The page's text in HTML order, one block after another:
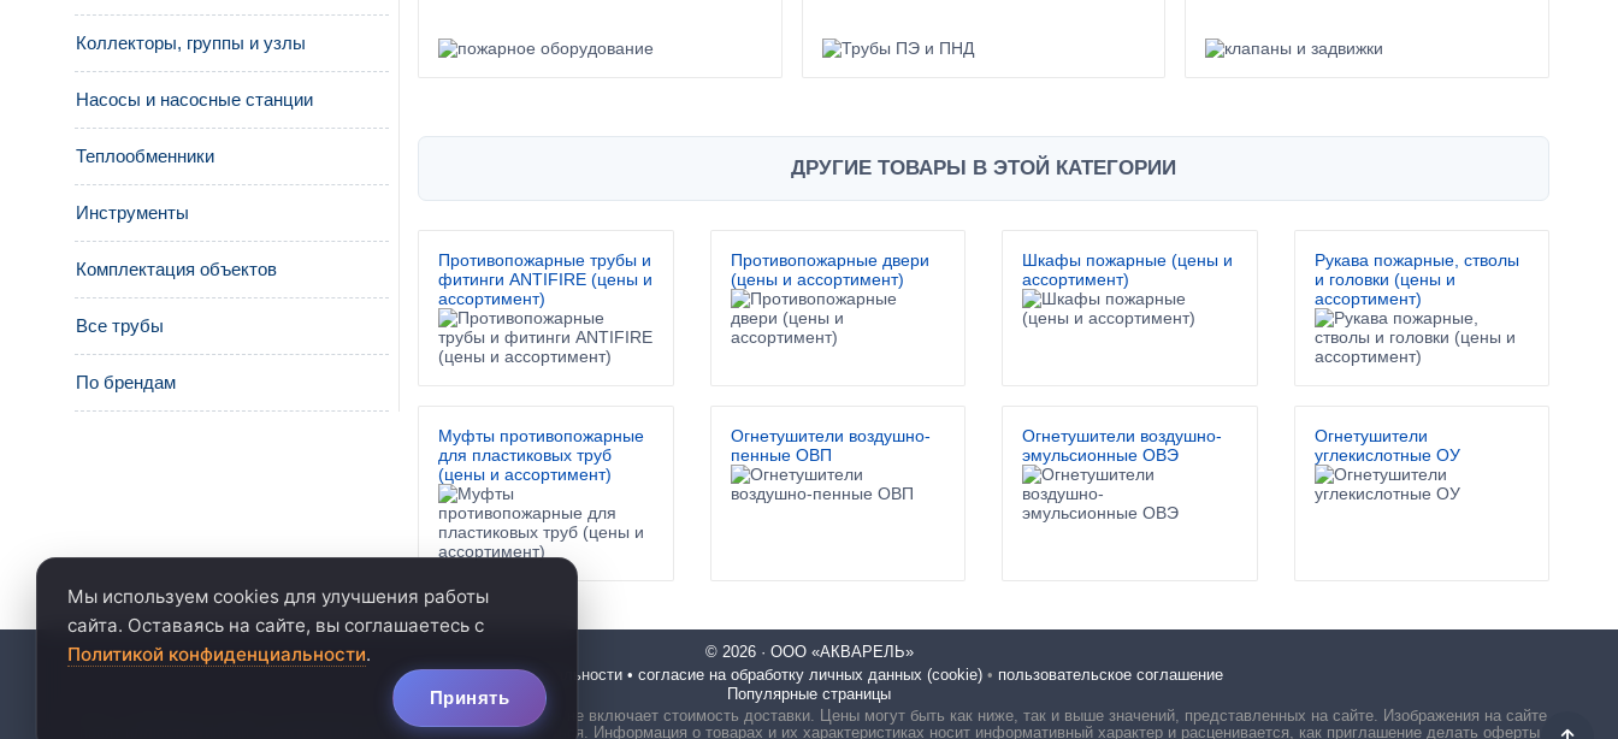
Коллекторы, группы и узлы
Насосы и насосные станции
Теплообменники
Инструменты
Комплектация объектов
Все трубы
По брендам
ДРУГИЕ ТОВАРЫ В ЭТОЙ КАТЕГОРИИ
Противопожарные трубы и
фитинги ANTIFIRE (цены и
ассортимент)
Противопожарные двери
(цены и ассортимент)
Шкафы пожарные (цены и
ассортимент)
Рукава пожарные, стволы
и головки (цены и
ассортимент)
Муфты противопожарные
для пластиковых труб
(цены и ассортимент)
Огнетушители воздушно-
пенные ОВП
Огнетушители воздушно-
эмульсионные ОВЭ
Огнетушители
углекислотные ОУ
© 2026 · ООО «АКВАРЕЛЬ»
политика конфиденциальности • согласие на обработку личных данных (cookie) • пользовательское соглашение
Популярные страницы
Цены, указанные на сайте, не являются публичной офертой. Цена не включает стоимость доставки. Цены могут быть как ниже, так и выше значений, представленных на сайте. Изображения на сайте
носят иллюстративный характер, реальный товар может отличаться. Информация о товарах и их характеристиках носит информативный характер и расценивается, как приглашение делать оферты
Мы используем cookies для улучшения работы
сайта. Оставаясь на сайте, вы соглашаетесь с
Политикой конфиденциальности.
Принять